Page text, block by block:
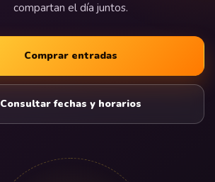
compartan el día juntos.
Comprar entradas
Consultar fechas y horarios